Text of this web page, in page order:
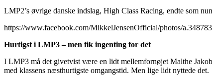
LMP2’s øvrige danske indslag, High Class Racing, endte som
https://www.facebook.com/MikkelJensenOfficial/photos/
Hurtigst i LMP3 – men fik ingenting for det
I LMP3 må det givetvist være en lidt mellemfornøjet Malthe
med klassens næsthurtigste omgangstid. Men lige lidt nyttede det.